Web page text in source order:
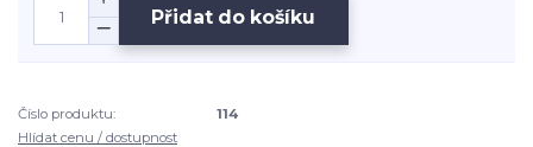
Přidat do košíku
Číslo produktu:
114
Hlídat cenu / dostupnost